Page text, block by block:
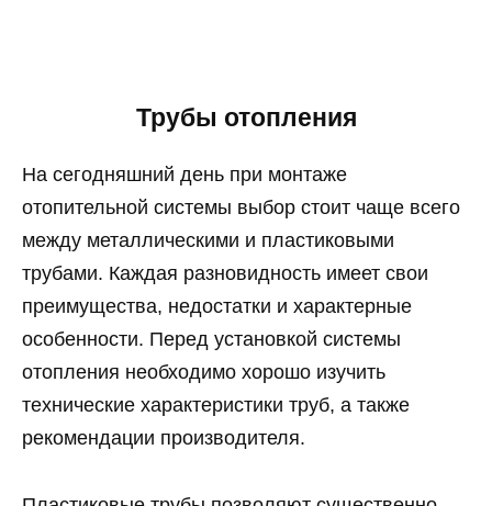
Трубы отопления
На сегодняшний день при монтаже
отопительной системы выбор стоит чаще всего
между металлическими и пластиковыми
трубами. Каждая разновидность имеет свои
преимущества, недостатки и характерные
особенности. Перед установкой системы
отопления необходимо хорошо изучить
технические характеристики труб, а также
рекомендации производителя.